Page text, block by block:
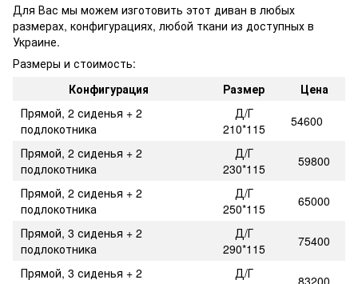
Для Вас мы можем изготовить этот диван в любых
размерах, конфигурациях, любой ткани из доступных в
Украине.
Размеры и стоимость:
Конфигурация
Размер
Цена
Прямой, 2 сиденья + 2
подлокотника
Д/Г
210*115
54600
Прямой, 2 сиденья + 2
подлокотника
Д/Г
230*115
59800
Прямой, 2 сиденья + 2
подлокотника
Д/Г
250*115
65000
Прямой, 3 сиденья + 2
подлокотника
Д/Г
290*115
75400
Прямой, 3 сиденья + 2
Д/Г
83200